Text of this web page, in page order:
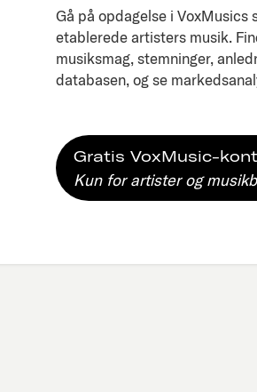
Gå på opdagelse i VoxMusics
etablerede artisters musik.
musiksmag, stemninger,
databasen, og se
Gratis VoxMusic-
Kun for artister og